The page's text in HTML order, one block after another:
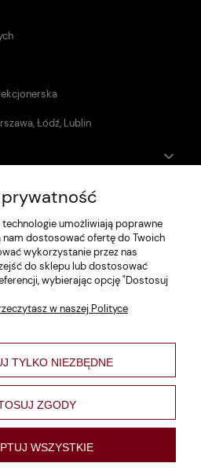
Łódź, Lublin
umożliwiają poprawne
nam dostosować ofertę do Twoich
wykorzystanie przez nas
do sklepu lub dostosować
wybierając opcję "Dostosuj
w naszej Polityce
TYLKO NIEZBĘDNE
ZGODY
WSZYSTKIE